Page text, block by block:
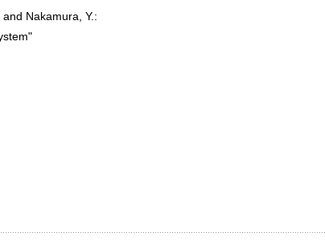
Nakamura, Y.: